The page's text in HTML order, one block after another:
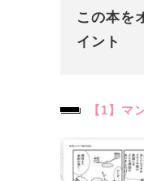
この本を
イント
【1】マ